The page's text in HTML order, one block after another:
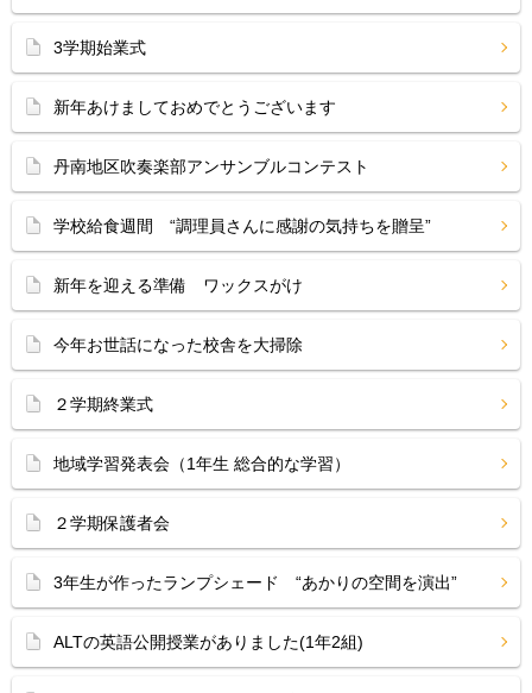
3学期始業式
新年あけましておめでとうございます
丹南地区吹奏楽部アンサンブルコンテスト
学校給食週間 “調理員さんに感謝の気持ちを贈呈”
新年を迎える準備 ワックスがけ
今年お世話になった校舎を大掃除
２学期終業式
地域学習発表会（1年生 総合的な学習）
２学期保護者会
3年生が作ったランプシェード “あかりの空間を演出”
ALTの英語公開授業がありました(1年2組)